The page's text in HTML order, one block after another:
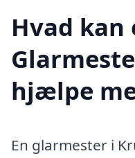
Hvad kan
hjælpe
En glarmester i